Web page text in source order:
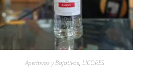
Aperitivos y Bajativos, LICORES